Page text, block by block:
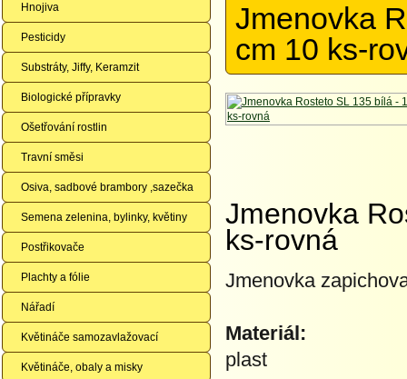
Hnojiva
Pesticidy
Substráty, Jiffy, Keramzit
Biologické přípravky
Ošetřování rostlin
Travní směsi
Osiva, sadbové brambory ,sazečka
Semena zelenina, bylinky, květiny
Postřikovače
Plachty a fólie
Nářadí
Květináče samozavlažovací
Květináče, obaly a misky
Jmenovka
cm 10 ks-
Jmenovka
ks-rovná
Jmenovka
Materiál:
plast